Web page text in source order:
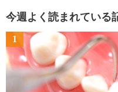
今週よく読まれている
1